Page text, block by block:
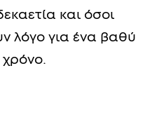
και όσοι
λόγο για ένα βαθύ